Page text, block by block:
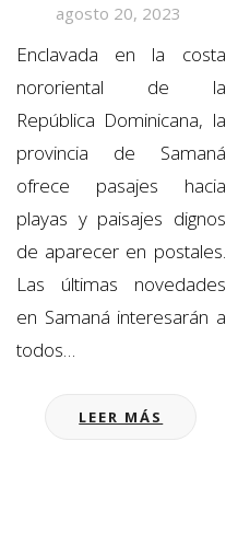
agosto 20, 2023
Enclavada en la costa
nororiental de la
República Dominicana, la
provincia de Samaná
ofrece pasajes hacia
playas y paisajes dignos
de aparecer en postales.
Las últimas novedades
en Samaná interesarán a
todos…
LEER MÁS